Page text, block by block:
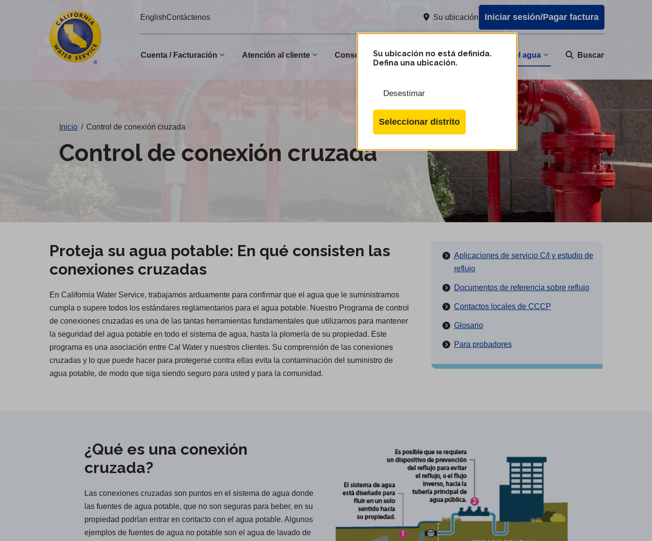
EnglishContáctenos Su ubicación Iniciar sesión/Pagar factura
Cuenta / Facturación Atención al cliente Conservación Comunidad Calidad del agua Buscar
Su ubicación no está definida.
Defina una ubicación.
Desestimar
Seleccionar distrito
Inicio / Control de conexión cruzada
Control de conexión cruzada
Proteja su agua potable: En qué consisten las
conexiones cruzadas
En California Water Service, trabajamos arduamente para confirmar que el agua que le suministramos
cumpla o supere todos los estándares reglamentarios para el agua potable. Nuestro Programa de control
de conexiones cruzadas es una de las tantas herramientas fundamentales que utilizamos para mantener
la seguridad del agua potable en todo el sistema de agua, hasta la plomería de su propiedad. Este
programa es una asociación entre Cal Water y nuestros clientes. Su comprensión de las conexiones
cruzadas y lo que puede hacer para protegerse contra ellas evita la contaminación del suministro de
agua potable, de modo que siga siendo seguro para usted y para la comunidad.
Aplicaciones de servicio C/I y estudio de
reflujo
Documentos de referencia sobre reflujo
Contactos locales de CCCP
Glosario
Para probadores
¿Qué es una conexión
cruzada?
Las conexiones cruzadas son puntos en el sistema de agua donde
las fuentes de agua potable, que no son seguras para beber, en su
propiedad podrían entrar en contacto con el agua potable. Algunos
ejemplos de fuentes de agua no potable son el agua de lavado de